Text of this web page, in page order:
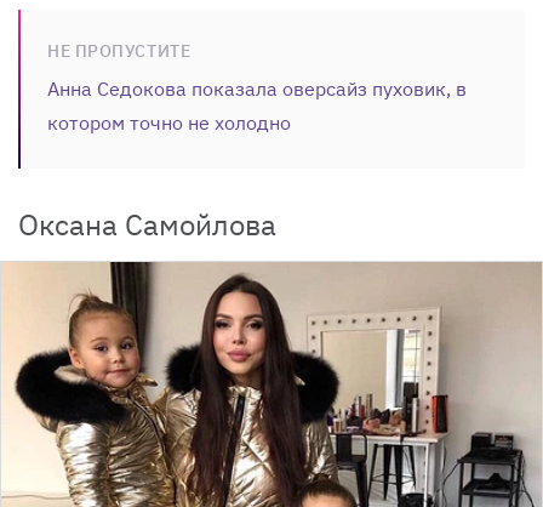
НЕ ПРОПУСТИТЕ
Анна Седокова показала оверсайз пуховик, в
котором точно не холодно
Оксана Самойлова